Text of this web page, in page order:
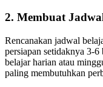
2. Membuat
Rencanakan jadwal
persiapan setidaknya 3-
belajar harian atau
paling membutuhkan